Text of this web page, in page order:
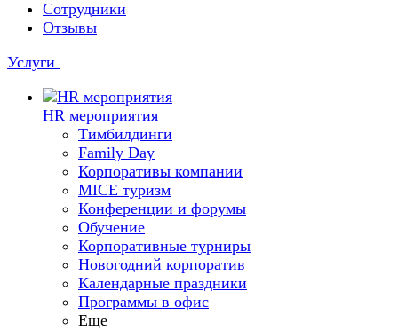
Сотрудники
Отзывы
Услуги
HR мероприятия
Тимбилдинги
Family Day
Корпоративы компании
MICE туризм
Конференции и форумы
Обучение
Корпоративные турниры
Новогодний корпоратив
Календарные праздники
Программы в офис
Еще